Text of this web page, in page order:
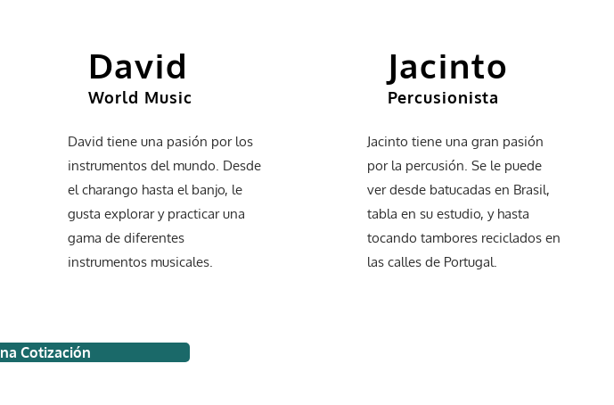
David
World Music
David tiene una pasión por los
instrumentos del mundo. Desde
el charango hasta el banjo, le
gusta explorar y practicar una
gama de diferentes
instrumentos musicales.
Jacinto
Percusionista
Jacinto tiene una gran pasión
por la percusión. Se le puede
ver desde batucadas en Brasil,
tabla en su estudio, y hasta
tocando tambores reciclados en
las calles de Portugal.
Cotización